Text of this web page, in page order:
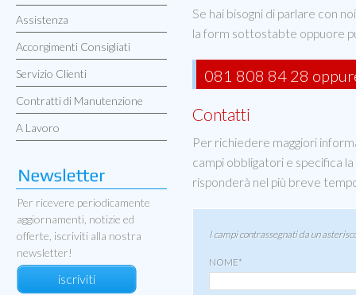
Se hai bisogni di parlare con
la form sottostabte oppuore
081 808 84 28
Contatti
Per richiedere maggiori
campi obbligatori e specifica
risponderà nel più breve
I campi contrassegnati da un
NOME*
Assistenza
Accorgimenti Consigliati
Servizio Clienti
Contratti di Manutenzione
A Lavoro
Per ricevere periodicamente
aggiornamenti, notizie ed
offerte, iscriviti alla nostra
newsletter!
iscriviti